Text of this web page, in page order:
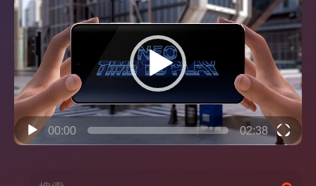
频
播
放
00:00 02:38